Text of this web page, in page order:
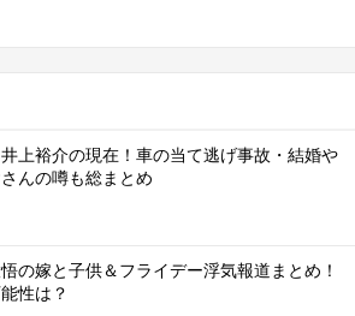
井上裕介の現在！車の当て逃げ事故・結婚や
んの噂も総まとめ
の嫁と子供＆フライデー浮気報道まとめ！
性は？